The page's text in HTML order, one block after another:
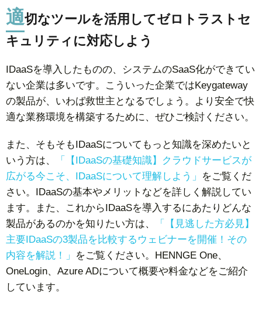
適切なツールを活用してゼロトラストセ
キュリティに対応しよう
IDaaSを導入したものの、システムのSaaS化ができてい
ない企業は多いです。こういった企業ではKeygateway
の製品が、いわば救世主となるでしょう。より安全で快
適な業務環境を構築するために、ぜひご検討ください。
また、そもそもIDaaSについてもっと知識を深めたいと
いう方は、
「【IDaaSの基礎知識】クラウドサービスが
広がる今こそ、IDaaSについて理解しよう」
をご覧くだ
さい。IDaaSの基本やメリットなどを詳しく解説してい
ます。また、これからIDaaSを導入するにあたりどんな
製品があるのかを知りたい方は、
「【見逃した方必見】
主要IDaaSの3製品を比較するウェビナーを開催！その
内容を解説！」
をご覧ください。HENNGE One、
OneLogin、Azure ADについて概要や料金などをご紹介
しています。